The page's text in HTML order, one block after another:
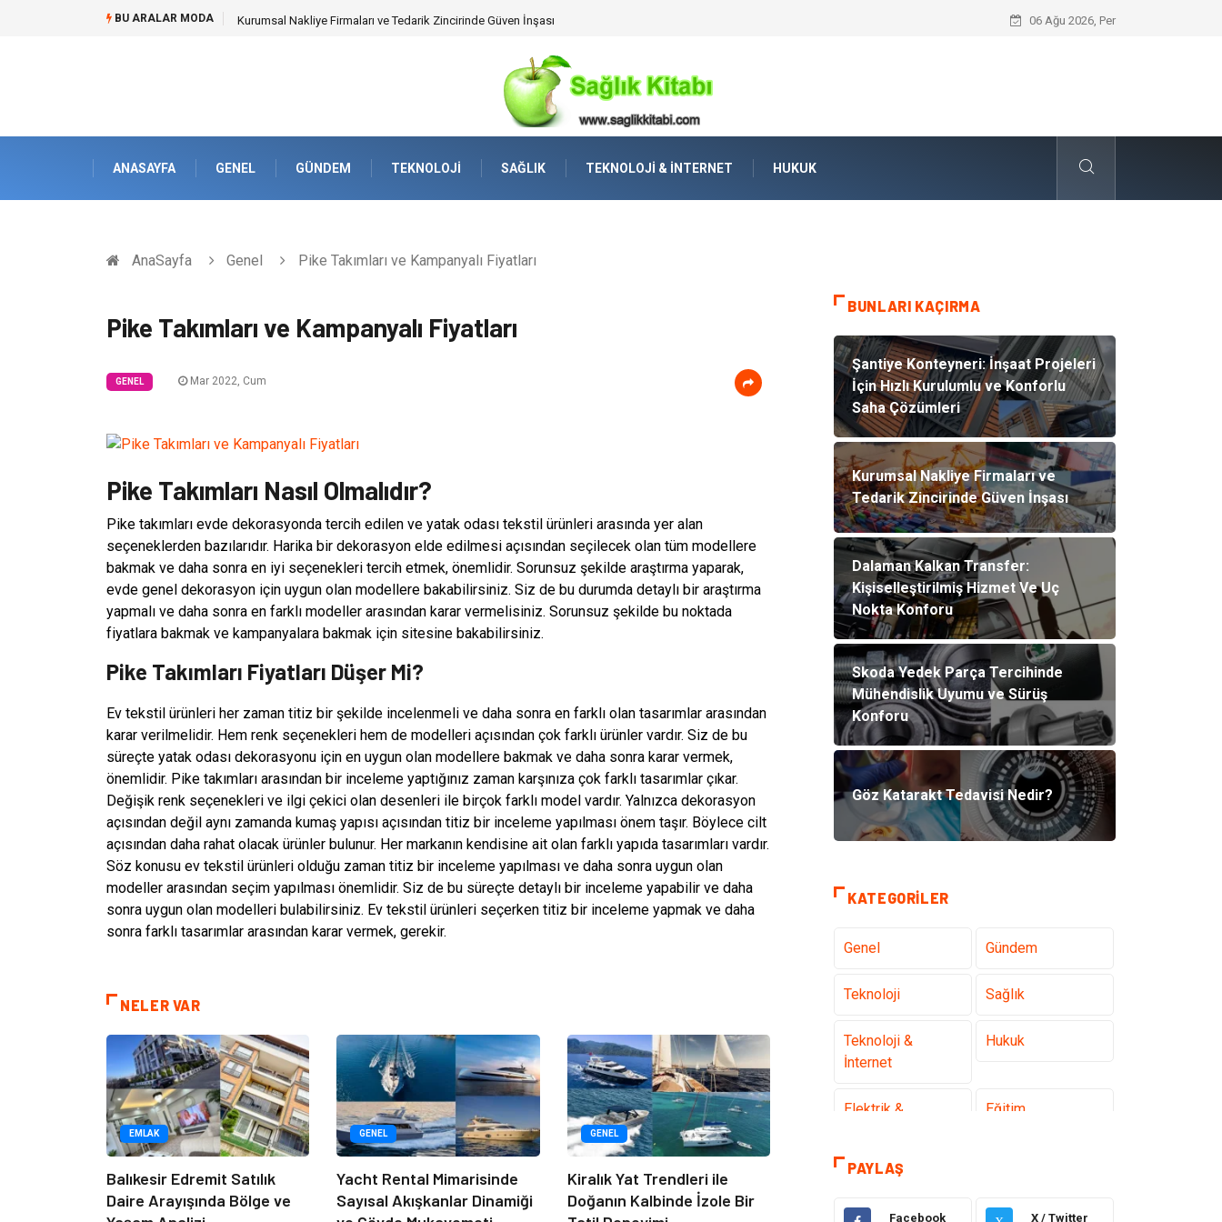
BU ARALAR MODA Dalaman Kalkan Transfer: Kişiselleştirilmiş Hizmet Ve Uç Nokta Konforu Skoda Yedek Parça Tercihinde
06 Ağu 2026, Per
ANASAYFA GENEL GÜNDEM TEKNOLOJI SAĞLIK TEKNOLOJI & İNTERNET HUKUK
AnaSayfa Genel Pike Takımları ve Kampanyalı Fiyatları
Pike Takımları ve Kampanyalı Fiyatları
GENEL Mar 2022, Cum
Pike Takımları Nasıl Olmalıdır?
Pike takımları evde dekorasyonda tercih edilen ve yatak odası tekstil ürünleri arasında yer alan
seçeneklerden bazılarıdır. Harika bir dekorasyon elde edilmesi açısından seçilecek olan tüm modellere
bakmak ve daha sonra en iyi seçenekleri tercih etmek, önemlidir. Sorunsuz şekilde araştırma yaparak,
evde genel dekorasyon için uygun olan modellere bakabilirsiniz. Siz de bu durumda detaylı bir araştırma
yapmalı ve daha sonra en farklı modeller arasından karar vermelisiniz. Sorunsuz şekilde bu noktada
fiyatlara bakmak ve kampanyalara bakmak için sitesine bakabilirsiniz.
Pike Takımları Fiyatları Düşer Mi?
Ev tekstil ürünleri her zaman titiz bir şekilde incelenmeli ve daha sonra en farklı olan tasarımlar arasından
karar verilmelidir. Hem renk seçenekleri hem de modelleri açısından çok farklı ürünler vardır. Siz de bu
süreçte yatak odası dekorasyonu için en uygun olan modellere bakmak ve daha sonra karar vermek,
önemlidir. Pike takımları arasından bir inceleme yaptığınız zaman karşınıza çok farklı tasarımlar çıkar.
Değişik renk seçenekleri ve ilgi çekici olan desenleri ile birçok farklı model vardır. Yalnızca dekorasyon
açısından değil aynı zamanda kumaş yapısı açısından titiz bir inceleme yapılması önem taşır. Böylece cilt
açısından daha rahat olacak ürünler bulunur. Her markanın kendisine ait olan farklı yapıda tasarımları vardır.
Söz konusu ev tekstil ürünleri olduğu zaman titiz bir inceleme yapılması ve daha sonra uygun olan
modeller arasından seçim yapılması önemlidir. Siz de bu süreçte detaylı bir inceleme yapabilir ve daha
sonra uygun olan modelleri bulabilirsiniz. Ev tekstil ürünleri seçerken titiz bir inceleme yapmak ve daha
sonra farklı tasarımlar arasından karar vermek, gerekir.
NELER VAR
EMLAK
Balıkesir Edremit Satılık
Daire Arayışında Bölge ve
GENEL
Yacht Rental Mimarisinde
Sayısal Akışkanlar Dinamiği
GENEL
Kiralık Yat Trendleri ile
Doğanın Kalbinde İzole Bir
BUNLARI KAÇIRMA
Şantiye Konteyneri: İnşaat Projeleri
İçin Hızlı Kurulumlu ve Konforlu
Saha Çözümleri
Kurumsal Nakliye Firmaları ve
Tedarik Zincirinde Güven İnşası
Dalaman Kalkan Transfer:
Kişiselleştirilmiş Hizmet Ve Uç
Nokta Konforu
Skoda Yedek Parça Tercihinde
Mühendislik Uyumu ve Sürüş
Konforu
Göz Katarakt Tedavisi Nedir?
KATEGORILER
Genel Gündem
Teknoloji Sağlık
Teknoloji &
İnternet
Hukuk
Elektrik &
Eğitim
Gıda
PAYLAŞ
Facebook X / Twitter